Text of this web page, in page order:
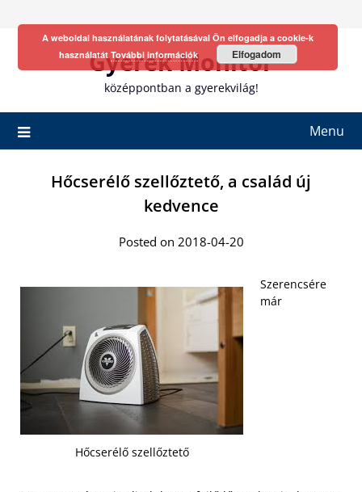
Gyerek Monitor
középpontban a gyerekvilág!
Menu
Hőcserélő szellőztető, a család új
kedvence
Posted on 2018-04-20
Hőcserélő szellőztető
Szerencsére
már
A weboldal használatának folytatásával Ön elfogadja a cookie-k
használatát További információk Elfogadom